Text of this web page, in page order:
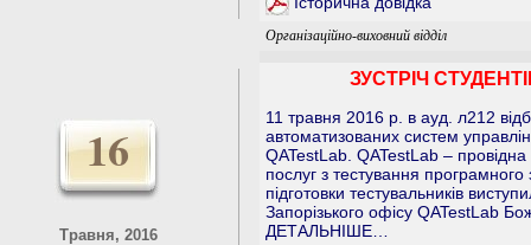
Організаційно-виховний відділ
16
Травня, 2016
ЗУСТРІЧ
11 травня 2016 p. в ауд. л212
автоматизованих систем
QATestLab. QATestLab –
послуг з тестування
підготовки тестувальників
Запорізького офісу QATestLab
ДЕТАЛЬНІШЕ…